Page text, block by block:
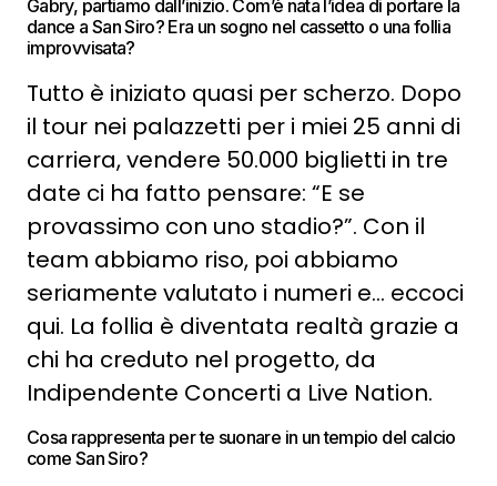
Gabry, partiamo dall’inizio. Com’è nata l’idea di portare la
dance a San Siro? Era un sogno nel cassetto o una follia
improvvisata?
Tutto è iniziato quasi per scherzo. Dopo
il tour nei palazzetti per i miei 25 anni di
carriera, vendere 50.000 biglietti in tre
date ci ha fatto pensare: “E se
provassimo con uno stadio?”. Con il
team abbiamo riso, poi abbiamo
seriamente valutato i numeri e… eccoci
qui. La follia è diventata realtà grazie a
chi ha creduto nel progetto, da
Indipendente Concerti a Live Nation.
Cosa rappresenta per te suonare in un tempio del calcio
come San Siro?